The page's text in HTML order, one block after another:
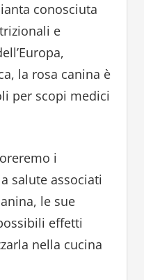
conosciuta
e
la rosa canina è
per scopi medici
i
salute associati
le sue
effetti
nella cucina